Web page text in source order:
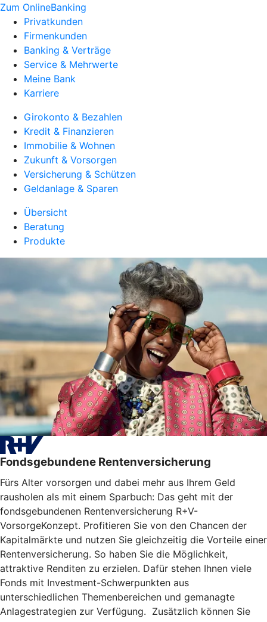
Zum OnlineBanking
Privatkunden
Firmenkunden
Banking & Verträge
Service & Mehrwerte
Meine Bank
Karriere
Girokonto & Bezahlen
Kredit & Finanzieren
Immobilie & Wohnen
Zukunft & Vorsorgen
Versicherung & Schützen
Geldanlage & Sparen
Übersicht
Beratung
Produkte
Fondsgebundene Rentenversicherung
Fürs Alter vorsorgen und dabei mehr aus Ihrem Geld
rausholen als mit einem Sparbuch: Das geht mit der
fondsgebundenen Rentenversicherung R+V-
VorsorgeKonzept. Profitieren Sie von den Chancen der
Kapitalmärkte und nutzen Sie gleichzeitig die Vorteile einer
Rentenversicherung. So haben Sie die Möglichkeit,
attraktive Renditen zu erzielen. Dafür stehen Ihnen viele
Fonds mit Investment-Schwerpunkten aus
unterschiedlichen Themenbereichen und gemanagte
Anlagestrategien zur Verfügung. Zusätzlich können Sie